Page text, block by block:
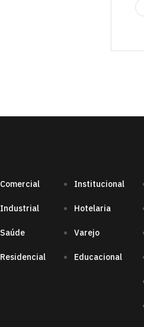
Comercial
Industrial
Saúde
Residencial
Institucional
Hotelaria
Varejo
Educacional